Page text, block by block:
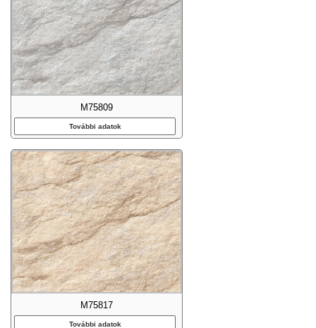
M75809
További adatok
M75817
További adatok